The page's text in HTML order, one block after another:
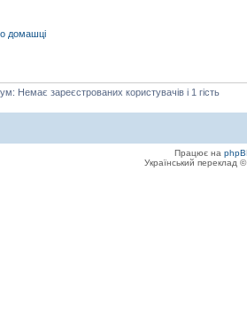
домашці
Немає зареєстрованих користувачів і 1 гість
Працює на
Український переклад